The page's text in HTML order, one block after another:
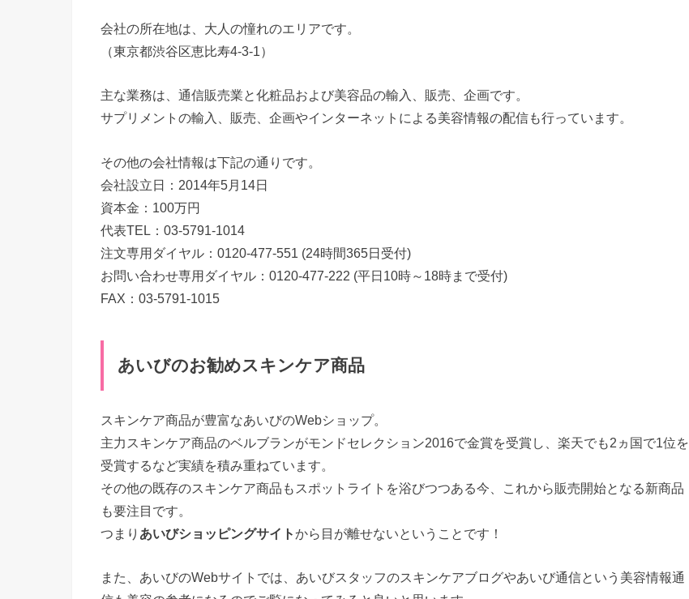
会社の所在地は、大人の憧れのエリアです。
（東京都渋谷区恵比寿4-3-1）
主な業務は、通信販売業と化粧品および美容品の輸入、販売、企画です。
サプリメントの輸入、販売、企画やインターネットによる美容情報の配信も行っています。
その他の会社情報は下記の通りです。
会社設立日：2014年5月14日
資本金：100万円
代表TEL：03-5791-1014
注文専用ダイヤル：0120-477-551 (24時間365日受付)
お問い合わせ専用ダイヤル：0120-477-222 (平日10時～18時まで受付)
FAX：03-5791-1015
あいびのお勧めスキンケア商品
スキンケア商品が豊富なあいびのWebショップ。
主力スキンケア商品のベルブランがモンドセレクション2016で金賞を受賞し、楽天でも2ヵ国で1位を
受賞するなど実績を積み重ねています。
その他の既存のスキンケア商品もスポットライトを浴びつつある今、これから販売開始となる新商品
も要注目です。
つまり あいびショッピングサイトから目が離せないということです！
また、あいびのWebサイトでは、あいびスタッフのスキンケアブログやあいび通信という美容情報通